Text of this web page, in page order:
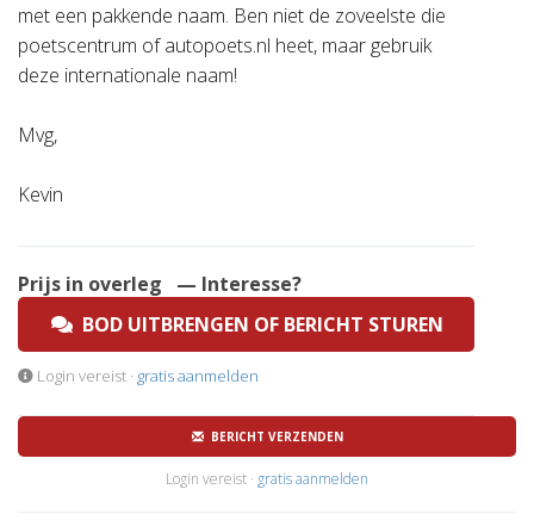
met een pakkende naam. Ben niet de zoveelste die
poetscentrum of autopoets.nl heet, maar gebruik
deze internationale naam!
Mvg,
Kevin
Prijs in overleg
— Interesse?
BOD UITBRENGEN OF BERICHT STUREN
Login vereist · gratis aanmelden
BERICHT VERZENDEN
Login vereist · gratis aanmelden